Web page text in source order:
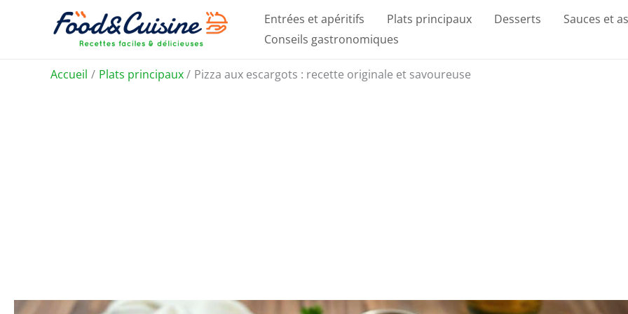
Entrées et apéritifs Plats principaux Desserts Sauces et
Conseils gastronomiques
Accueil Plats principaux Pizza aux escargots : recette originale et savoureuse